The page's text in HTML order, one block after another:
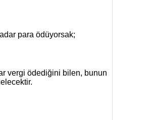
para ödüyorsak;
vergi ödediğini bilen, bunun